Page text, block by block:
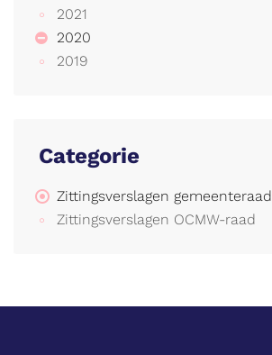
2021
2020
2019
Categorie
Zittingsverslagen gemeenteraad
Zittingsverslagen OCMW-raad